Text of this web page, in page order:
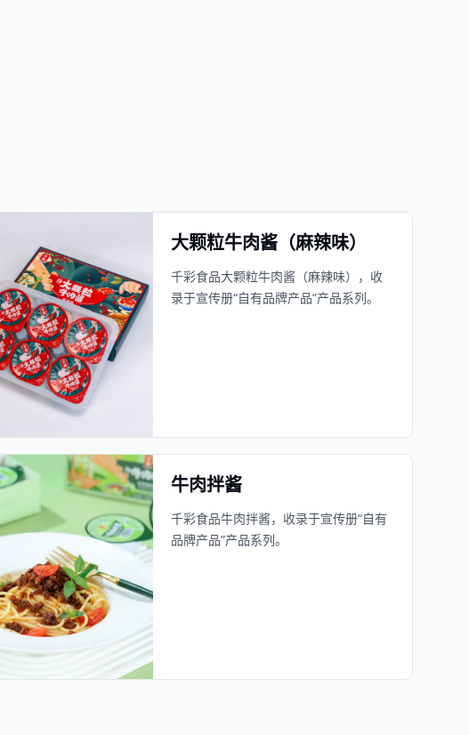
大颗粒牛肉酱（麻辣味）
千彩食品大颗粒牛肉酱（麻辣味），收
录于宣传册“自有品牌产品”产品系列。
牛肉拌酱
千彩食品牛肉拌酱，收录于宣传册“自有
品牌产品”产品系列。